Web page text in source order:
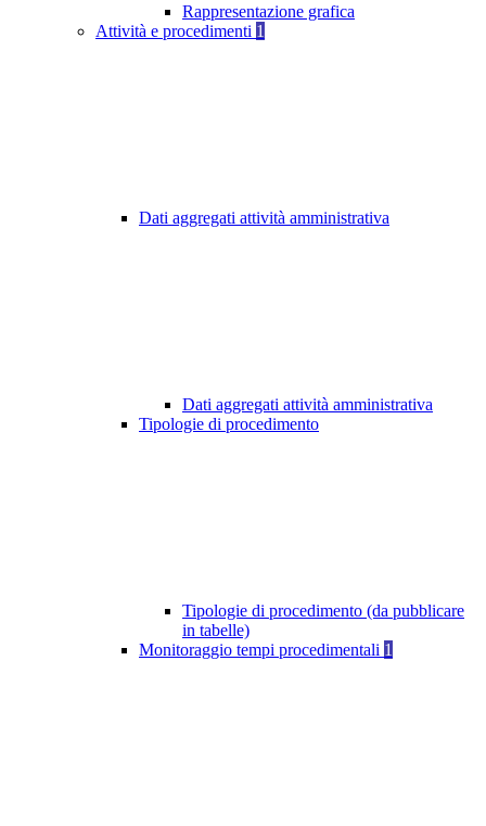
Rappresentazione grafica
Attività e procedimenti 1
Dati aggregati attività amministrativa
Dati aggregati attività amministrativa
Tipologie di procedimento
Tipologie di procedimento (da pubblicare
in tabelle)
Monitoraggio tempi procedimentali 1